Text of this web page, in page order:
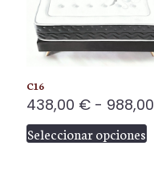
1 de 5
estrellas
2 de 5
estrellas
C16
438,00 € - 988,00
Seleccionar opciones
Este